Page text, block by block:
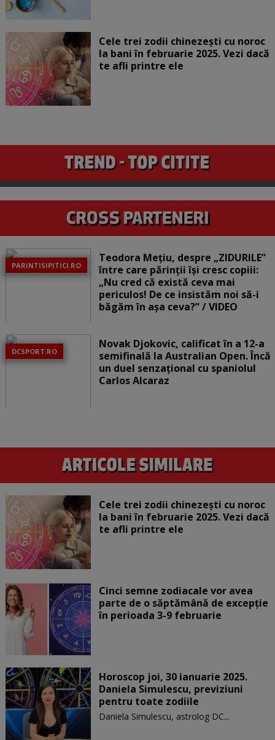
Cele trei zodii chinezești cu noroc
la bani în februarie 2025. Vezi dacă
te afli printre ele
PARINTISIPITICI.RO
Teodora Mețiu, despre „ZIDURILE”
între care părinții își cresc copiii:
„Nu cred că există ceva mai
periculos! De ce insistăm noi să-i
băgăm în așa ceva?” / VIDEO
DCSPORT.RO
Novak Djokovic, calificat în a 12-a
semifinală la Australian Open. Încă
un duel senzațional cu spaniolul
Carlos Alcaraz
Cele trei zodii chinezești cu noroc
la bani în februarie 2025. Vezi dacă
te afli printre ele
Cinci semne zodiacale vor avea
parte de o săptămână de excepție
în perioada 3-9 februarie
Horoscop joi, 30 ianuarie 2025.
Daniela Simulescu, previziuni
pentru toate zodiile
Daniela Simulescu, astrolog DC...